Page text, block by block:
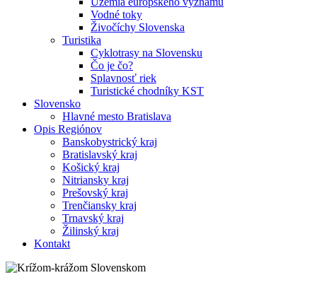
Vodné toky
Živočíchy Slovenska
Turistika
Cyklotrasy na Slovensku
Čo je čo?
Splavnosť riek
Turistické chodníky KST
Slovensko
Hlavné mesto Bratislava
Opis Regiónov
Banskobystrický kraj
Bratislavský kraj
Košický kraj
Nitriansky kraj
Prešovský kraj
Trenčiansky kraj
Trnavský kraj
Žilinský kraj
Kontakt